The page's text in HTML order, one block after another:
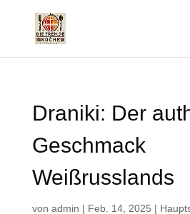
Draniki: Der
Geschmack
Weißrusslands
von admin | Feb. 14, 2025 |